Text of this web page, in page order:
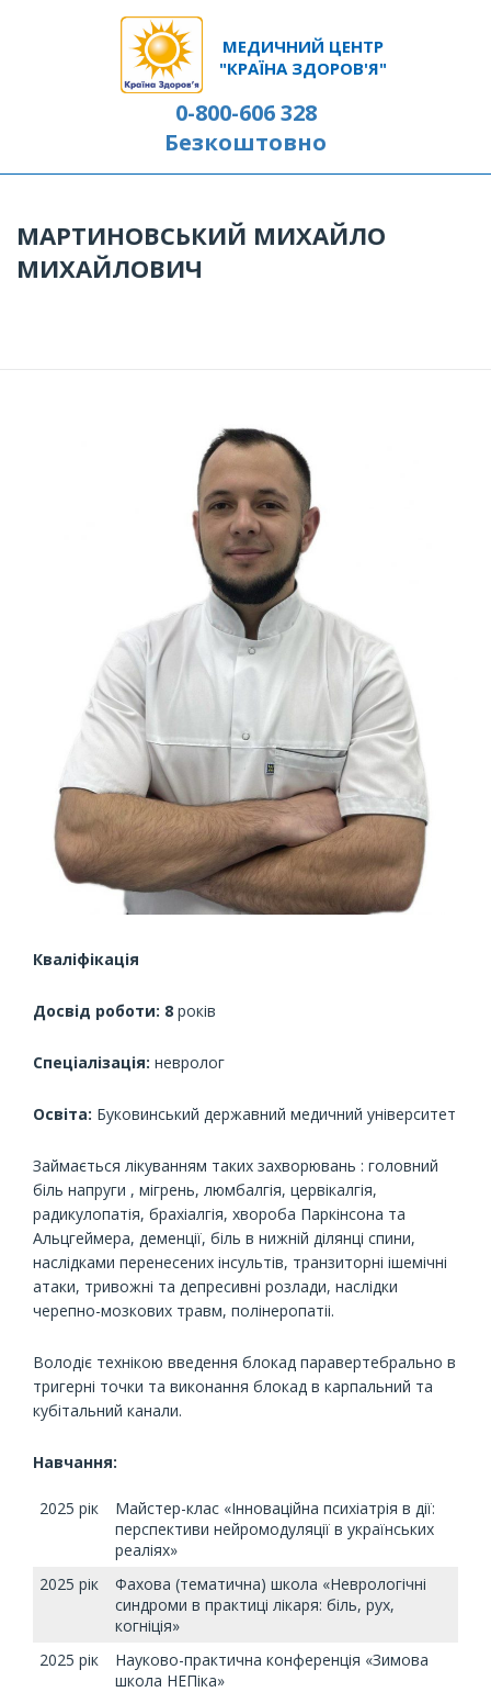
МЕДИЧНИЙ ЦЕНТР
"КРАЇНА ЗДОРОВ'Я"
0-800-606 328
Безкоштовно
МАРТИНОВСЬКИЙ МИХАЙЛО
МИХАЙЛОВИЧ
Кваліфікація
Досвід роботи: 8 років
Спеціалізація: невролог
Освіта: Буковинський державний медичний університет
Займається лікуванням таких захворювань : головний
біль напруги , мігрень, люмбалгія, цервікалгія,
радикулопатія, брахіалгія, хвороба Паркінсона та
Альцгеймера, деменції, біль в нижній ділянці спини,
наслідками перенесених інсультів, транзиторні ішемічні
атаки, тривожні та депресивні розлади, наслідки
черепно-мозкових травм, полінеропатіі.
Володіє технікою введення блокад паравертебрально в
тригерні точки та виконання блокад в карпальний та
кубітальний канали.
Навчання:
2025 рік
Майстер-клас «Інноваційна психіатрія в дії:
перспективи нейромодуляції в українських
реаліях»
2025 рік
Фахова (тематична) школа «Неврологічні
синдроми в практиці лікаря: біль, рух,
когніція»
2025 рік
Науково-практична конференція «Зимова
школа НЕПіка»